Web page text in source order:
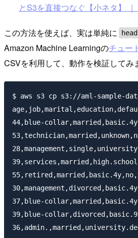
とS3を直接つなぐ【小ネタ】
この方法を使えば、実は単純に head
Amazon Machine Learningのチュー
CSVを利用して、動作を検証してみ
$ aws s3 cp s3://aml-sample-
44,blue-
37,blue-
39,blue-